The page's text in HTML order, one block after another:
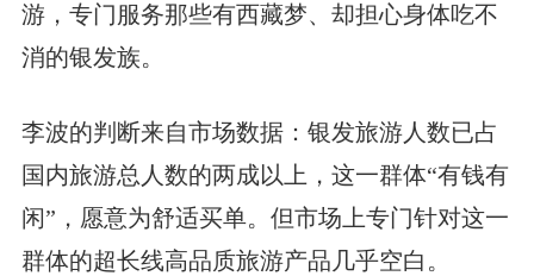
游，专门服务那些有西藏梦、却担心身体吃不
消的银发族。
李波的判断来自市场数据：银发旅游人数已占
国内旅游总人数的两成以上，这一群体“有钱有
闲”，愿意为舒适买单。但市场上专门针对这一
群体的超长线高品质旅游产品几乎空白。